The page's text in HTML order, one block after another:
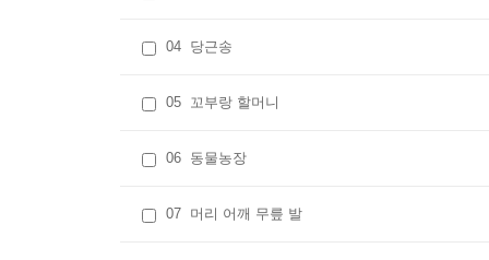
04 당근송
05 꼬부랑 할머니
06 동물농장
07 머리 어깨 무릎 발